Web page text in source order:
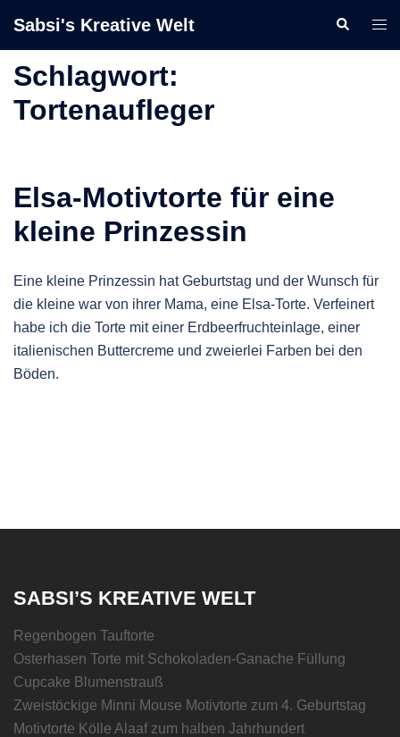
Inhalt
Sabsi's Kreative Welt Suche
Schlagwort:
Tortenaufleger
Elsa-Motivtorte für eine
kleine Prinzessin
Eine kleine Prinzessin hat Geburtstag und der Wunsch für
die kleine war von ihrer Mama, eine Elsa-Torte. Verfeinert
habe ich die Torte mit einer Erdbeerfruchteinlage, einer
italienischen Buttercreme und zweierlei Farben bei den
Böden.
SABSI’S KREATIVE WELT
Regenbogen Tauftorte
Osterhasen Torte mit Schokoladen-Ganache Füllung
Cupcake Blumenstrauß
Zweistöckige Minni Mouse Motivtorte zum 4. Geburtstag
Motivtorte Kölle Alaaf zum halben Jahrhundert